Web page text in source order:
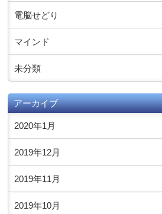
電脳せどり
マインド
未分類
アーカイブ
2020年1月
2019年12月
2019年11月
2019年10月